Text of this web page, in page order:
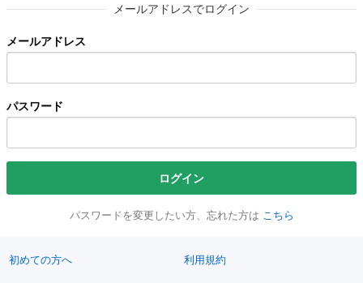
メールアドレスでログイン
メールアドレス
パスワード
ログイン
パスワードを変更したい方、忘れた方は こちら
初めての方へ 利用規約